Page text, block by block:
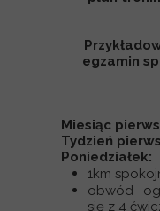
egzamin
Miesiąc
Tydzień
Poniedziałek:
1km
obwód
się z 4